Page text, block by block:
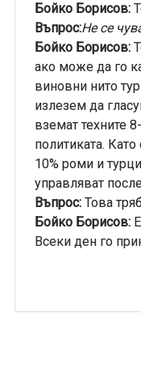
Бойко Борисов:
Въпрос:Не се
Бойко Борисов:
ако може да го
виновни нито
излезем да
вземат техните
политиката. Като
10% роми и
управляват
Въпрос:Това
Бойко Борисов:
Всеки ден го